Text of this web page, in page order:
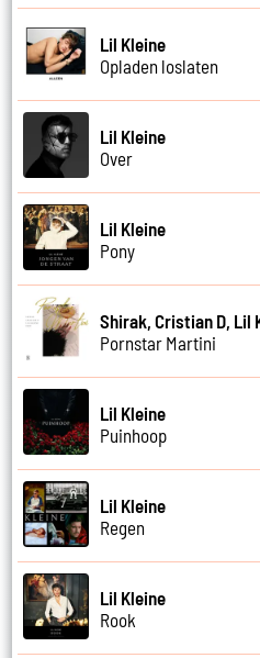
Lil Kleine
Opladen loslaten
Lil Kleine
Over
Lil Kleine
Pony
Shirak, Cristian D, Lil
Pornstar Martini
Lil Kleine
Puinhoop
Lil Kleine
Regen
Lil Kleine
Rook